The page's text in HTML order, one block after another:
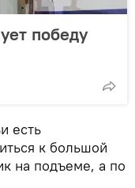
победу
есть
к большой
на подъеме, а по